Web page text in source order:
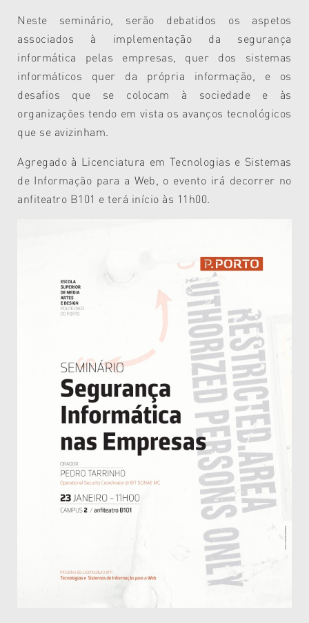
Neste seminário, serão debatidos os aspetos
associados à implementação da segurança
informática pelas empresas, quer dos sistemas
informáticos quer da própria informação, e os
desafios que se colocam à sociedade e às
organizações tendo em vista os avanços tecnológicos
que se avizinham.
Agregado à Licenciatura em Tecnologias e Sistemas
de Informação para a Web, o evento irá decorrer no
anfiteatro B101 e terá início às 11h00.